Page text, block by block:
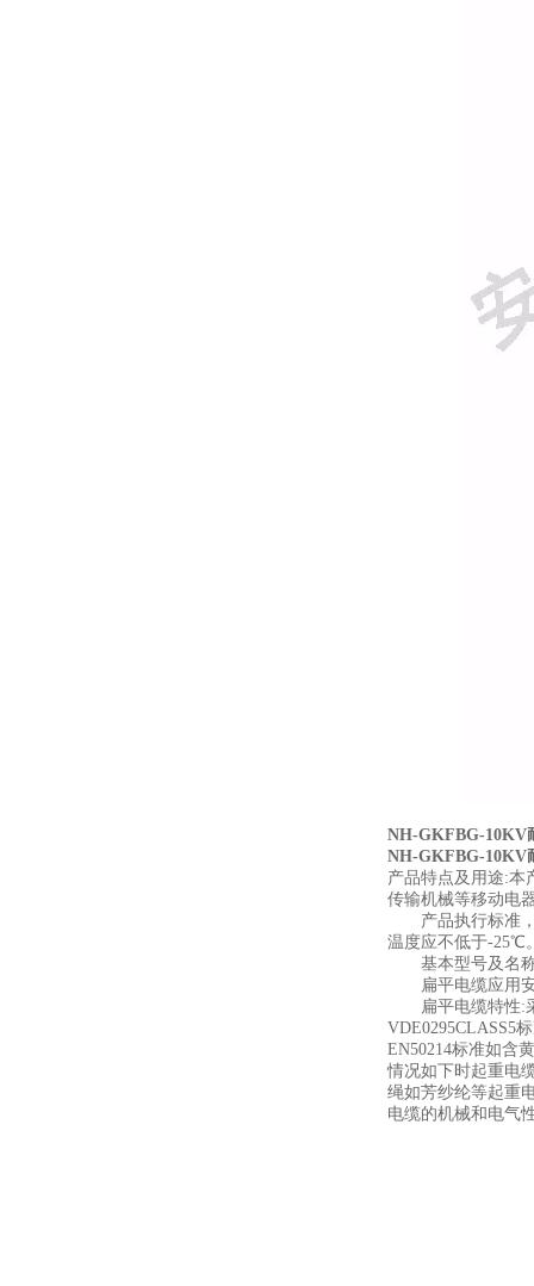
NH-GKFBG-10KV
NH-GKFBG-10KV
产品特点及用途:本
传输机械等移动电
产品执行标准，
温度应不低于-25℃
基本型号及名称
扁平电缆应用安
扁平电缆特性:采
VDE0295CLASS5
EN50214标准如含
情况如下时起重电
绳如芳纱纶等起重
电缆的机械和电气